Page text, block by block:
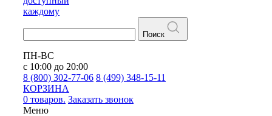
каждому
Поиск
ПН-ВС
с 10:00 до 20:00
8 (800) 302-77-06 8 (499) 348-15-11
КОРЗИНА
0 товаров. Заказать звонок
Меню